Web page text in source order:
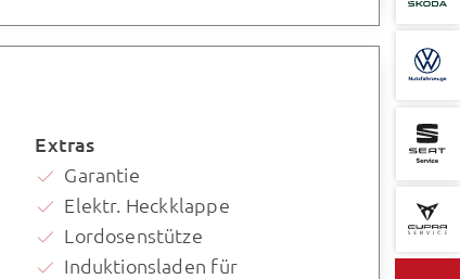
Extras
Garantie
Elektr. Heckklappe
Lordosenstütze
Induktionsladen für